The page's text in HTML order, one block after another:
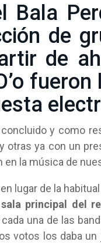
Bala
de
de
concluido y como
otras ya con un
en la música de
lugar de la habitual
principal del
una de las
votos los daba